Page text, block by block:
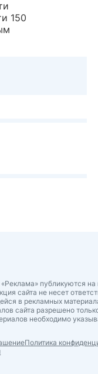
150
публикуются
сайта не несет
в рекламных
сайта разрешено
необходимо
Политика